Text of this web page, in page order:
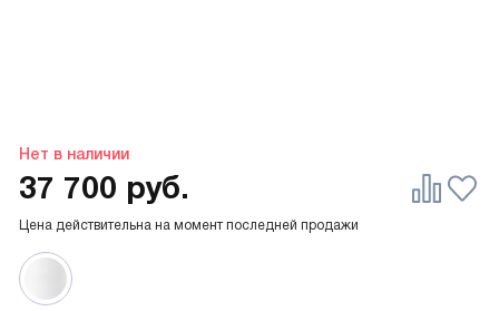
Нет в наличии
Цена действительна на момент последней продажи
37 700 руб.